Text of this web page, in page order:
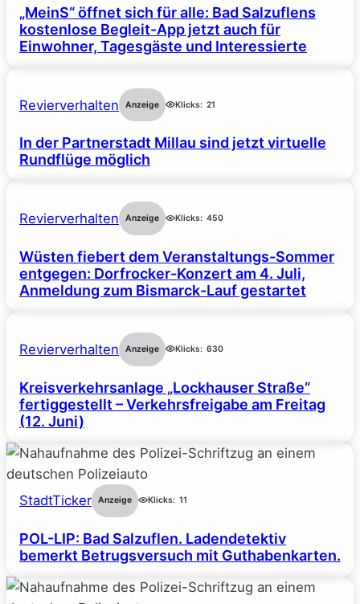
„MeinS“ öffnet sich für alle: Bad Salzuflens
kostenlose Begleit-App jetzt auch für
Einwohner, Tagesgäste und Interessierte
Revierverhalten Anzeige Klicks: 21
In der Partnerstadt Millau sind jetzt virtuelle
Rundflüge möglich
Revierverhalten Anzeige Klicks: 450
Wüsten fiebert dem Veranstaltungs-Sommer
entgegen: Dorfrocker-Konzert am 4. Juli,
Anmeldung zum Bismarck-Lauf gestartet
Revierverhalten Anzeige Klicks: 630
Kreisverkehrsanlage „Lockhauser Straße“
fertiggestellt – Verkehrsfreigabe am Freitag
(12. Juni)
StadtTicker Anzeige Klicks: 11
POL-LIP: Bad Salzuflen. Ladendetektiv
bemerkt Betrugsversuch mit Guthabenkarten.